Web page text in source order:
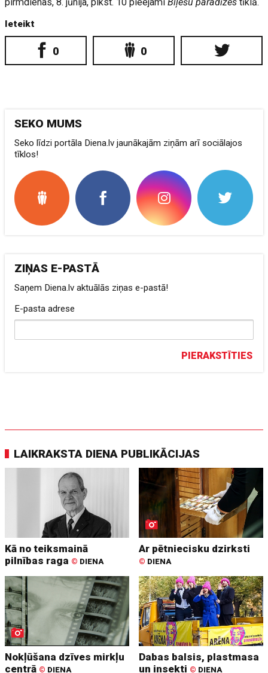
Ieteikt
0 0
SEKO MUMS
Seko līdzi portāla Diena.lv jaunākajām ziņām arī sociālajos
tīklos!
ZIŅAS E-PASTĀ
Saņem Diena.lv aktuālās ziņas e-pastā!
E-pasta adrese
PIERAKSTĪTIES
LAIKRAKSTA DIENA PUBLIKĀCIJAS
Kā no teiksmainā
pilnības raga © DIENA
Ar pētniecisku dzirksti
© DIENA
Nokļūšana dzīves mirkļu
centrā © DIENA
Dabas balsis, plastmasa
un insekti © DIENA